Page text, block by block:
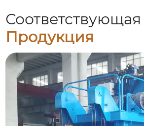
Соответствующая
Продукция